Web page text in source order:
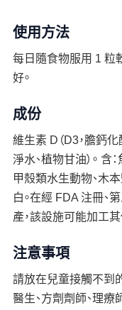
使用方法
每日隨食物服用 1 粒
好。
成份
維生素 D（D3，膽鈣
淨水、植物甘油）。 含
甲殼類水生動物、木本
白。在經 FDA 注冊、
產，該設施可能加工
注意事項
請放在兒童接觸不到
醫生、方劑劑師、理